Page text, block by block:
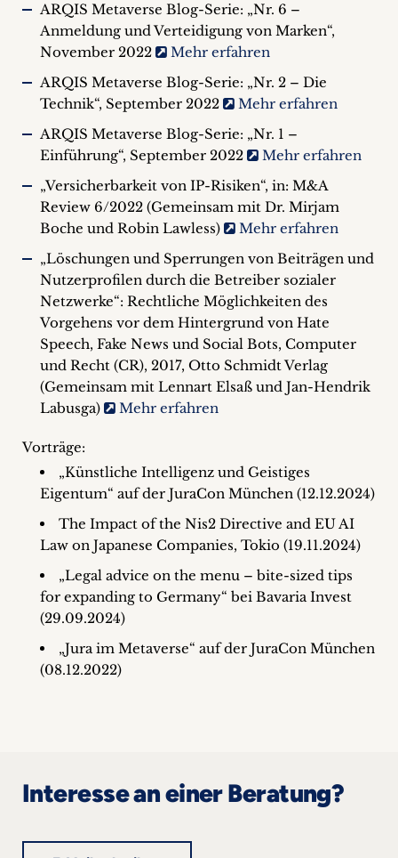
ARQIS Metaverse Blog-Serie: „Nr. 6 –
Anmeldung und Verteidigung von Marken“,
November 2022
Mehr erfahren
ARQIS Metaverse Blog-Serie: „Nr. 2 – Die
Technik“, September 2022
Mehr erfahren
ARQIS Metaverse Blog-Serie: „Nr. 1 –
Einführung“, September 2022
Mehr erfahren
„Versicherbarkeit von IP-Risiken“, in: M&A
Review 6/2022 (Gemeinsam mit Dr. Mirjam
Boche und Robin Lawless)
Mehr erfahren
„Löschungen und Sperrungen von Beiträgen und
Nutzerprofilen durch die Betreiber sozialer
Netzwerke“: Rechtliche Möglichkeiten des
Vorgehens vor dem Hintergrund von Hate
Speech, Fake News und Social Bots, Computer
und Recht (CR), 2017, Otto Schmidt Verlag
(Gemeinsam mit Lennart Elsaß und Jan-Hendrik
Labusga)
Mehr erfahren
Vorträge:
„Künstliche Intelligenz und Geistiges
Eigentum“ auf der JuraCon München (12.12.2024)
The Impact of the Nis2 Directive and EU AI
Law on Japanese Companies, Tokio (19.11.2024)
„Legal advice on the menu – bite-sized tips
for expanding to Germany“ bei Bavaria Invest
(29.09.2024)
„Jura im Metaverse“ auf der JuraCon München
(08.12.2022)
Interesse an einer Beratung?